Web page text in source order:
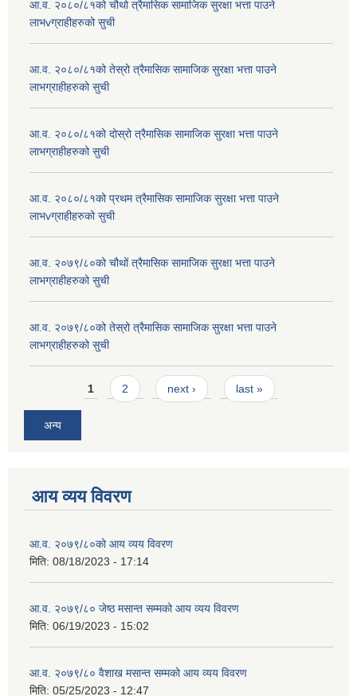
आ.व. २०८०/८१को चौथो त्रैमासिक सामाजिक सुरक्षा भत्ता पाउने
लाभvग्राहीहरुको सुची
आ.व. २०८०/८१को तेस्रो त्रैमासिक सामाजिक सुरक्षा भत्ता पाउने
लाभग्राहीहरुको सुची
आ.व. २०८०/८१को दोस्रो त्रैमासिक सामाजिक सुरक्षा भत्ता पाउने
लाभग्राहीहरुको सुची
आ.व. २०८०/८१को प्रथम त्रैमासिक सामाजिक सुरक्षा भत्ता पाउने
लाभvग्राहीहरुको सुची
आ.व. २०७९/८०को चौथों त्रैमासिक सामाजिक सुरक्षा भत्ता पाउने
लाभग्राहीहरुको सुची
आ.व. २०७९/८०को तेस्रो त्रैमासिक सामाजिक सुरक्षा भत्ता पाउने
लाभग्राहीहरुको सुची
Pages1 2 next › last »
अन्य
आय व्यय विवरण
आ.व. २०७९/८०को आय व्यय विवरण
मिति: 08/18/2023 - 17:14
आ.व. २०७९/८० जेष्ठ मसान्त सम्मको आय व्यय विवरण
मिति: 06/19/2023 - 15:02
आ.व. २०७९/८० वैशाख मसान्त सम्मको आय व्यय विवरण
मिति: 05/25/2023 - 12:47